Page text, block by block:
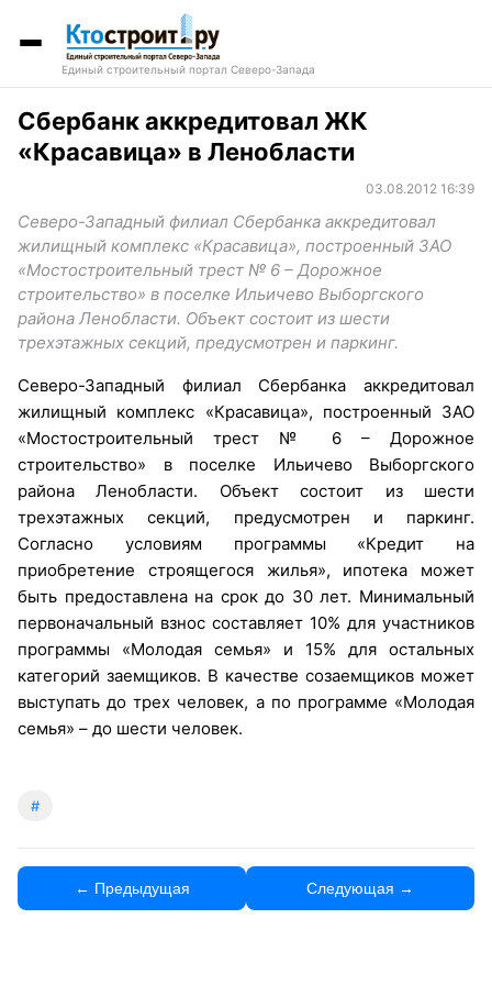
Единый строительный портал Северо-Запада
Сбербанк аккредитовал ЖК
«Красавица» в Ленобласти
03.08.2012 16:39
Северо-Западный филиал Сбербанка аккредитовал
жилищный комплекс «Красавица», построенный ЗАО
«Мостостроительный трест № 6 – Дорожное
строительство» в поселке Ильичево Выборгского
района Ленобласти. Объект состоит из шести
трехэтажных секций, предусмотрен и паркинг.
Северо-Западный филиал Сбербанка аккредитовал
жилищный комплекс «Красавица», построенный ЗАО
«Мостостроительный трест № 6 – Дорожное
строительство» в поселке Ильичево Выборгского
района Ленобласти. Объект состоит из шести
трехэтажных секций, предусмотрен и паркинг.
Согласно условиям программы «Кредит на
приобретение строящегося жилья», ипотека может
быть предоставлена на срок до 30 лет. Минимальный
первоначальный взнос составляет 10% для участников
программы «Молодая семья» и 15% для остальных
категорий заемщиков. В качестве созаемщиков может
выступать до трех человек, а по программе «Молодая
семья» – до шести человек.
#
← Предыдущая Следующая →